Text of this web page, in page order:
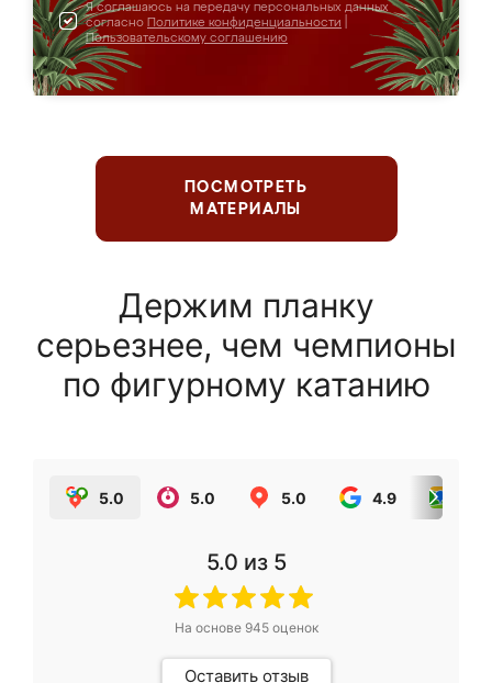
Я соглашаюсь на передачу персональных данных
согласно Политике конфиденциальности
Пользовательскому соглашению
ПОСМОТРЕТЬ
МАТЕРИАЛЫ
Держим планку
серьезнее, чем чемпионы
по фигурному катанию
5.0 5.0 5.0 4.9
5.0 из 5
На основе 945оценок
Оставить отзыв